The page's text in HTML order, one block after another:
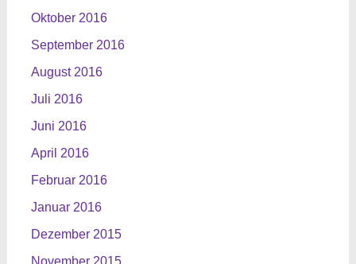
Oktober 2016
September 2016
August 2016
Juli 2016
Juni 2016
April 2016
Februar 2016
Januar 2016
Dezember 2015
November 2015